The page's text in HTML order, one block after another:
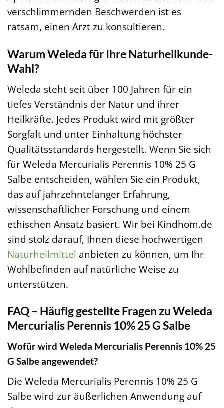
verschlimmernden Beschwerden ist es
ratsam, einen Arzt zu konsultieren.
Warum Weleda für Ihre Naturheilkunde-
Wahl?
Weleda steht seit über 100 Jahren für ein
tiefes Verständnis der Natur und ihrer
Heilkräfte. Jedes Produkt wird mit größter
Sorgfalt und unter Einhaltung höchster
Qualitätsstandards hergestellt. Wenn Sie sich
für Weleda Mercurialis Perennis 10% 25 G
Salbe entscheiden, wählen Sie ein Produkt,
das auf jahrzehntelanger Erfahrung,
wissenschaftlicher Forschung und einem
ethischen Ansatz basiert. Wir bei Kindhom.de
sind stolz darauf, Ihnen diese hochwertigen
Naturheilmittel anbieten zu können, um Ihr
Wohlbefinden auf natürliche Weise zu
unterstützen.
FAQ – Häufig gestellte Fragen zu Weleda
Mercurialis Perennis 10% 25 G Salbe
Wofür wird Weleda Mercurialis Perennis 10% 25
G Salbe angewendet?
Die Weleda Mercurialis Perennis 10% 25 G
Salbe wird zur äußerlichen Anwendung auf